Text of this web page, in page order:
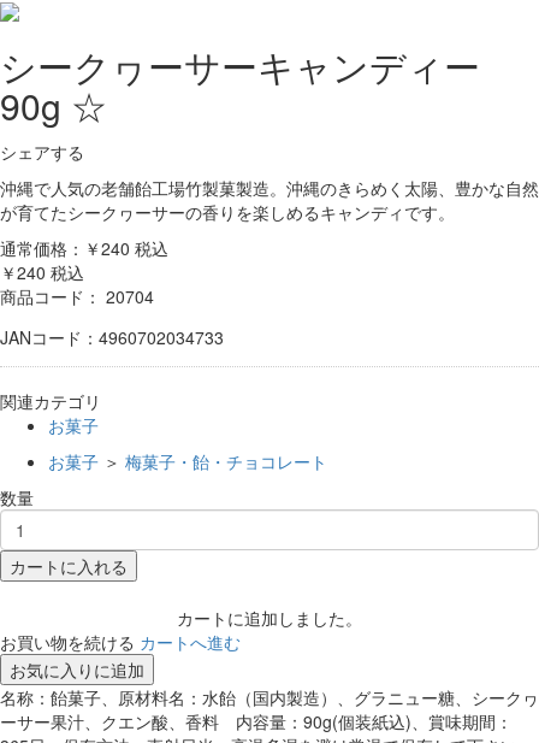
シークヮーサーキャンディー
90g ☆
シェアする
沖縄で人気の老舗飴工場竹製菓製造。沖縄のきらめく太陽、豊かな自然
が育てたシークヮーサーの香りを楽しめるキャンディです。
通常価格：￥240 税込
￥240 税込
商品コード： 20704
JANコード：4960702034733
関連カテゴリ
お菓子
お菓子 ＞ 梅菓子・飴・チョコレート
数量
カートに入れる
カートに追加しました。
お買い物を続ける カートへ進む
お気に入りに追加
名称：飴菓子、原材料名：水飴（国内製造）、グラニュー糖、シークヮ
ーサー果汁、クエン酸、香料 内容量：90g(個装紙込)、賞味期間：